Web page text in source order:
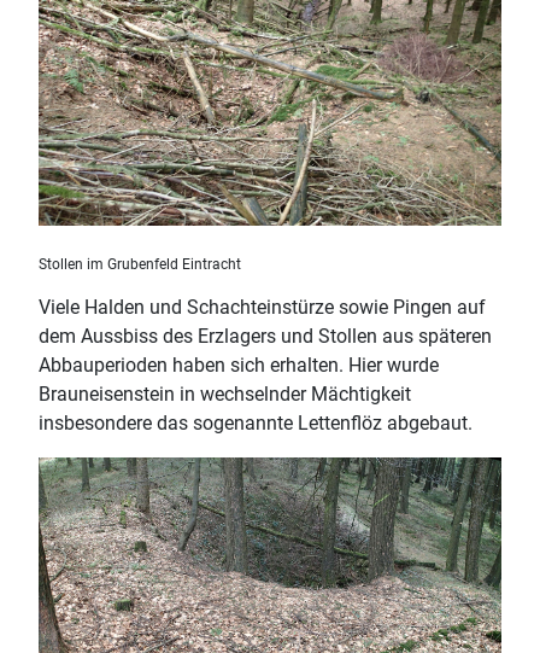
Stollen im Grubenfeld Eintracht
Viele Halden und Schachteinstürze sowie Pingen auf
dem Aussbiss des Erzlagers und Stollen aus späteren
Abbauperioden haben sich erhalten. Hier wurde
Brauneisenstein in wechselnder Mächtigkeit
insbesondere das sogenannte Lettenflöz abgebaut.